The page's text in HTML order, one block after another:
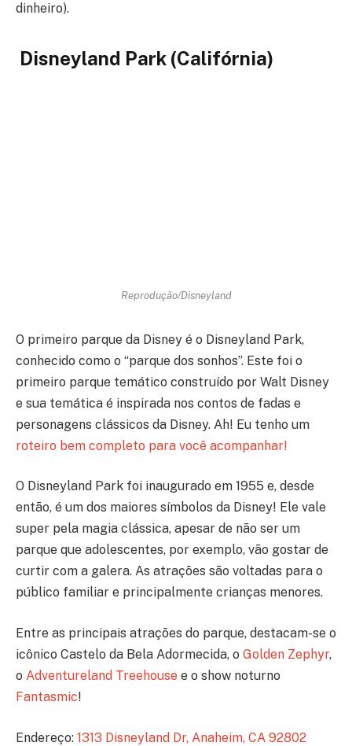
dinheiro).
Disneyland Park (Califórnia)
Reprodução/Disneyland
O primeiro parque da Disney é o Disneyland Park,
conhecido como o “parque dos sonhos”. Este foi o
primeiro parque temático construído por Walt Disney
e sua temática é inspirada nos contos de fadas e
personagens clássicos da Disney. Ah! Eu tenho um
roteiro bem completo para você acompanhar!
O Disneyland Park foi inaugurado em 1955 e, desde
então, é um dos maiores símbolos da Disney! Ele vale
super pela magia clássica, apesar de não ser um
parque que adolescentes, por exemplo, vão gostar de
curtir com a galera. As atrações são voltadas para o
público familiar e principalmente crianças menores.
Entre as principais atrações do parque, destacam-se o
icônico Castelo da Bela Adormecida, o Golden Zephyr,
o Adventureland Treehouse e o show noturno
Fantasmic!
Endereço: 1313 Disneyland Dr, Anaheim, CA 92802